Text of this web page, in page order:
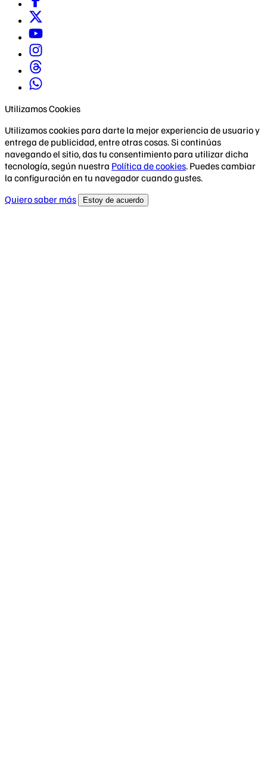
Utilizamos Cookies
Utilizamos cookies para darte la mejor experiencia de usuario y
entrega de publicidad, entre otras cosas. Si continúas
navegando el sitio, das tu consentimiento para utilizar dicha
tecnología, según nuestra Política de cookies. Puedes cambiar
la configuración en tu navegador cuando gustes.
Quiero saber más
Estoy de acuerdo